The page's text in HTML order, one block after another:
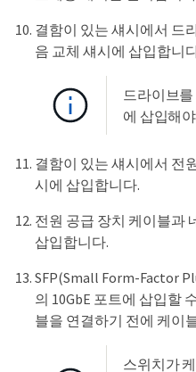
결함이 있는 섀시에서 드
음 교체 섀시에 삽입합니
드라이브
에 삽입해
결함이 있는 섀시에서 전
시에 삽입합니다.
전원 공급 장치 케이블과
삽입합니다.
SFP(Small Form-Factor
의 10GbE 포트에 삽입할
블을 연결하기 전에 케이
스위치가